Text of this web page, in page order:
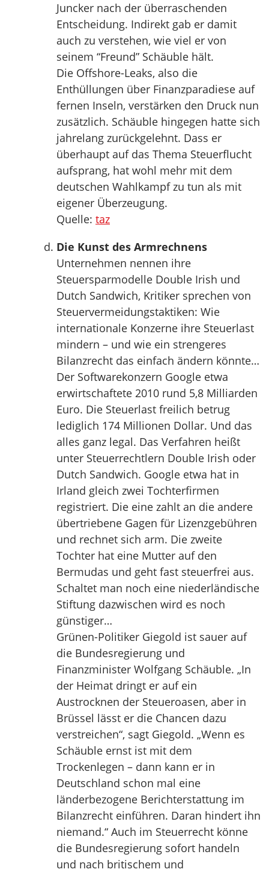
Juncker nach der überraschenden
Entscheidung. Indirekt gab er damit
auch zu verstehen, wie viel er von
seinem “Freund” Schäuble hält.
Die Offshore-Leaks, also die
Enthüllungen über Finanzparadiese auf
fernen Inseln, verstärken den Druck nun
zusätzlich. Schäuble hingegen hatte sich
jahrelang zurückgelehnt. Dass er
überhaupt auf das Thema Steuerflucht
aufsprang, hat wohl mehr mit dem
deutschen Wahlkampf zu tun als mit
eigener Überzeugung.
Quelle: taz
Die Kunst des Armrechnens
Unternehmen nennen ihre
Steuersparmodelle Double Irish und
Dutch Sandwich, Kritiker sprechen von
Steuervermeidungstaktiken: Wie
internationale Konzerne ihre Steuerlast
mindern – und wie ein strengeres
Bilanzrecht das einfach ändern könnte…
Der Softwarekonzern Google etwa
erwirtschaftete 2010 rund 5,8 Milliarden
Euro. Die Steuerlast freilich betrug
lediglich 174 Millionen Dollar. Und das
alles ganz legal. Das Verfahren heißt
unter Steuerrechtlern Double Irish oder
Dutch Sandwich. Google etwa hat in
Irland gleich zwei Tochterfirmen
registriert. Die eine zahlt an die andere
übertriebene Gagen für Lizenzgebühren
und rechnet sich arm. Die zweite
Tochter hat eine Mutter auf den
Bermudas und geht fast steuerfrei aus.
Schaltet man noch eine niederländische
Stiftung dazwischen wird es noch
günstiger…
Grünen-Politiker Giegold ist sauer auf
die Bundesregierung und
Finanzminister Wolfgang Schäuble. „In
der Heimat dringt er auf ein
Austrocknen der Steueroasen, aber in
Brüssel lässt er die Chancen dazu
verstreichen“, sagt Giegold. „Wenn es
Schäuble ernst ist mit dem
Trockenlegen – dann kann er in
Deutschland schon mal eine
länderbezogene Berichterstattung im
Bilanzrecht einführen. Daran hindert ihn
niemand.“ Auch im Steuerrecht könne
die Bundesregierung sofort handeln
und nach britischem und